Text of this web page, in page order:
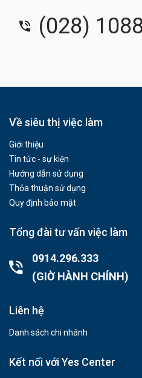
(028)
Về siêu thị việc làm
Giới thiệu
Tin tức - sự kiện
Hướng dẫn sử dụng
Thỏa thuận sử dụng
Quy định bảo mật
Tổng đài tư vấn việc làm
0914.296.333
(GIỜ HÀNH CHÍNH)
Liên hệ
Danh sách chi nhánh
Kết nối với Yes Center